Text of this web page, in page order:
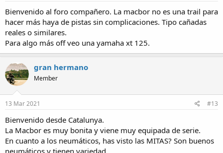
Bienvenido al foro compañero. La macbor no es una trail para
hacer más haya de pistas sin complicaciones. Tipo cañadas
reales o similares.
Para algo más off veo una yamaha xt 125.
gran hermano
Member
13 Mar 2021 #13
Bienvenido desde Catalunya.
La Macbor es muy bonita y viene muy equipada de serie.
En cuanto a los neumáticos, has visto las MITAS? Son buenos